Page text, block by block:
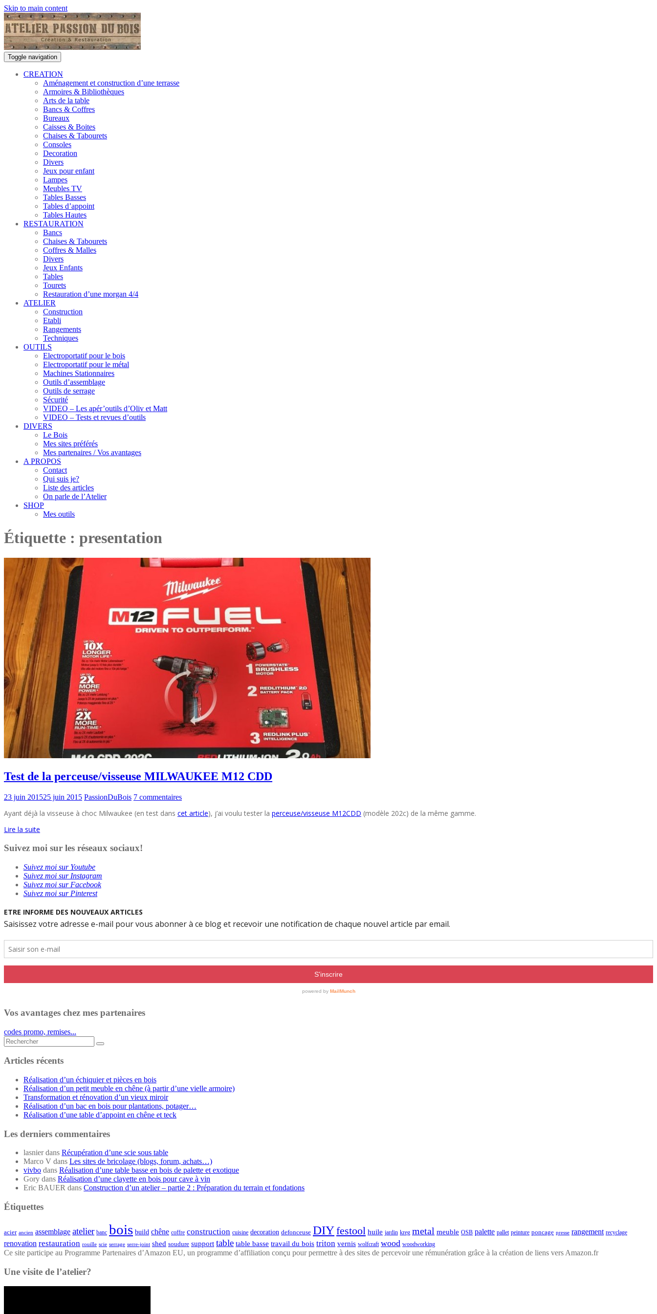
Skip to main content
Toggle navigation
CREATION
Aménagement et construction d’une terrasse
Armoires & Bibliothèques
Arts de la table
Bancs & Coffres
Bureaux
Caisses & Boites
Chaises & Tabourets
Consoles
Decoration
Divers
Jeux pour enfant
Lampes
Meubles TV
Tables Basses
Tables d’appoint
Tables Hautes
RESTAURATION
Bancs
Chaises & Tabourets
Coffres & Malles
Divers
Jeux Enfants
Tables
Tourets
Restauration d’une morgan 4/4
ATELIER
Construction
Etabli
Rangements
Techniques
OUTILS
Electroportatif pour le bois
Electroportatif pour le métal
Machines Stationnaires
Outils d’assemblage
Outils de serrage
Sécurité
VIDEO – Les apér’outils d’Oliv et Matt
VIDEO – Tests et revues d’outils
DIVERS
Le Bois
Mes sites préférés
Mes partenaires / Vos avantages
A PROPOS
Contact
Qui suis je?
Liste des articles
On parle de l’Atelier
SHOP
Mes outils
Étiquette : presentation
Test de la perceuse/visseuse MILWAUKEE M12 CDD
23 juin 201525 juin 2015 PassionDuBois 7 commentaires
Ayant déjà la visseuse à choc Milwaukee (en test dans cet article), j’ai voulu tester la perceuse/visseuse M12CDD (modèle 202c) de la même gamme.
Lire la suite
Suivez moi sur les réseaux sociaux!
Suivez moi sur Youtube
Suivez moi sur Instagram
Suivez moi sur Facebook
Suivez moi sur Pinterest
Vos avantages chez mes partenaires
codes promo, remises...
Rechercher...
Articles récents
Réalisation d’un échiquier et pièces en bois
Réalisation d’un petit meuble en chêne (à partir d’une vielle armoire)
Transformation et rénovation d’un vieux miroir
Réalisation d’un bac en bois pour plantations, potager…
Réalisation d’une table d’appoint en chêne et teck
Les derniers commentaires
lasnierdans Récupération d’une scie sous table
Marco V dans Les sites de bricolage (blogs, forum, achats…)
vivbo dans Réalisation d’une table basse en bois de palette et exotique
Gory dans Réalisation d’une clayette en bois pour cave à vin
Eric BAUER dans Construction d’un atelier – partie 2 : Préparation du terrain et fondations
Étiquettes
acier ancien assemblage atelier banc bois build chêne coffre construction cuisine decoration defonceuse DIYfestool huile jardin kreg metal meuble OSB palette pallet peinture poncage presse rangement recyclage
renovation restauration rouille scie serrage serre-joint shed soudure support table table basse travail du bois triton vernis wolfcraft wood woodworking
Ce site participe au Programme Partenaires d’Amazon EU, un programme d’affiliation conçu pour permettre à des sites de percevoir une rémunération grâce à la création de liens vers Amazon.fr
Une visite de l’atelier?